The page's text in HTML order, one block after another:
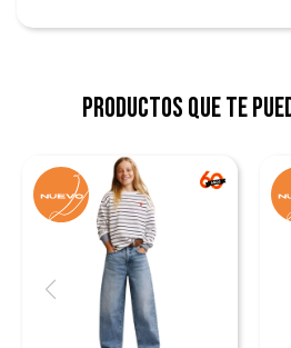
Productos que te